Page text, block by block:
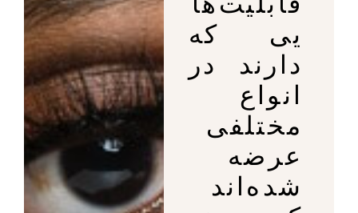
یی که
دارند در
انواع
مختلفی
عرضه
شده‌اند